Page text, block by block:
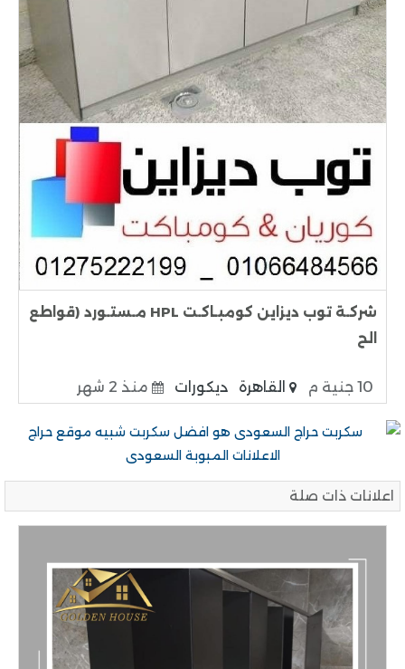
شركـة توب ديزاين كومبـاكـت HPL مـستـورد (قواطع
الح
10 جنية م القاهرة ديكورات منذ 2 شهر
اعلانات ذات صلة